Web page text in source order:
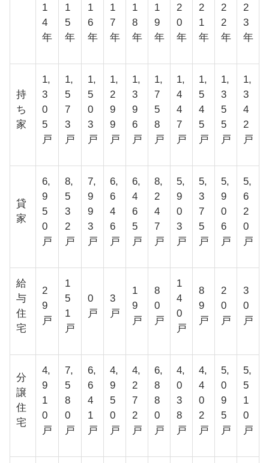
1
4
年
1
5
年
1
6
年
1
7
年
1
8
年
1
9
年
2
0
年
2
1
年
2
2
年
2
3
年
持
ち
家
1,
3
0
5
戸
1,
5
7
3
戸
1,
5
0
3
戸
1,
2
9
9
戸
1,
3
9
6
戸
1,
7
5
8
戸
1,
4
4
7
戸
1,
5
4
5
戸
1,
3
5
5
戸
1,
3
4
2
戸
貸
家
6,
9
5
0
戸
8,
5
3
2
戸
7,
9
9
3
戸
6,
6
4
6
戸
6,
4
6
5
戸
8,
2
4
7
戸
5,
9
0
3
戸
5,
3
7
5
戸
5,
9
0
6
戸
5,
6
2
0
戸
給
与
住
宅
2
9
戸
1
5
1
戸
0
戸
3
戸
1
9
戸
8
0
戸
1
4
0
戸
8
9
戸
2
0
戸
3
0
戸
分
譲
住
宅
4,
9
1
0
戸
7,
5
8
0
戸
6,
6
4
1
戸
4,
9
5
0
戸
4,
2
7
2
戸
6,
8
8
0
戸
4,
0
3
8
戸
4,
4
0
2
戸
5,
0
9
5
戸
5,
5
1
0
戸